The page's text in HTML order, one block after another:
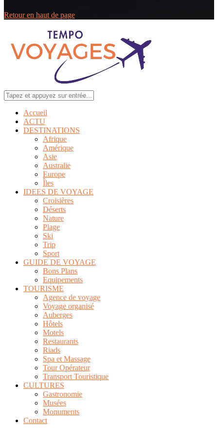
Retour en haut de page
Accueil
ACTU
DESTINATIONS
Afrique
Amérique
Asie
Australie
Europe
Îles
IDEES DE VOYAGE
Croisières
Déserts
Nature
Plage
Ski
Trip
Sport
GUIDE DE VOYAGE
Bons Plans
Equipements
TOURISME
Agence de voyage
Voyage organisé
Auberges
Hôtels
Motels
Restaurants
Riads
Spa et Massage
Tour Opérateur
Transport Touristique
CULTURES
Gastronomie
Musées
Monuments
Contact